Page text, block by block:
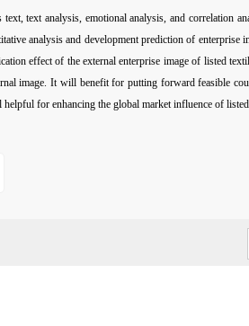
text analysis, emotional analysis, and correlation
analysis and development prediction of
effect of the external enterprise image of listed
image. It will benefit for putting forward feasible
for enhancing the global market influence of